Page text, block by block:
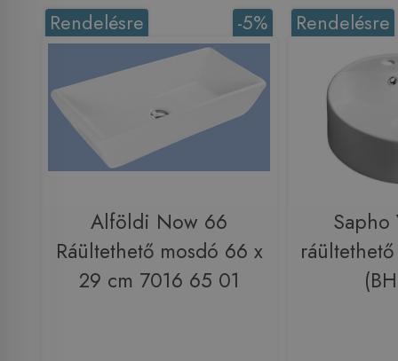
-5%
Rendelésre
Alföldi Now 66
Ráültethető mosdó 66 x
29 cm 7016 65 01
Rendelésre
Sapho